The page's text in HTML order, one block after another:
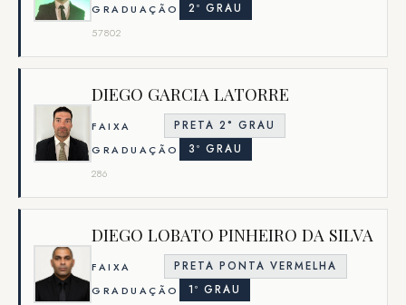
GRADUAÇÃO
2º GRAU
57802
DIEGO GARCIA LATORRE
FAIXA
PRETA 2° GRAU
GRADUAÇÃO
3º GRAU
286
DIEGO LOBATO PINHEIRO DA SILVA
FAIXA
PRETA PONTA VERMELHA
GRADUAÇÃO
1º GRAU